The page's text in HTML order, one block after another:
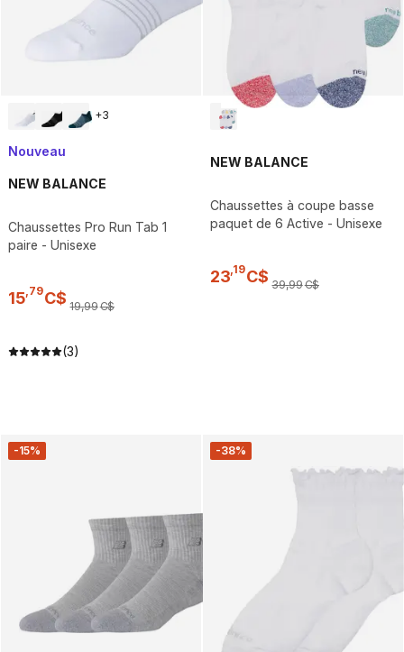
+3
Nouveau
NEW BALANCE
Chaussettes Pro Run Tab 1
paire - Unisexe
15,79C$ 19,99C$
(3)
NEW BALANCE
Chaussettes à coupe basse
paquet de 6 Active - Unisexe
23,19C$ 39,99C$
-15% -38%